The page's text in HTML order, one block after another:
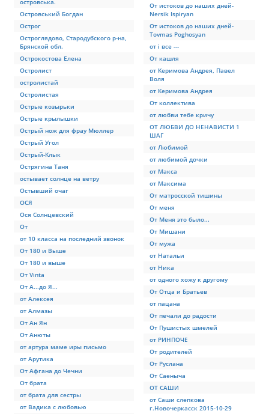
островська.
Островський Богдан
Острог
Остроглядово, Стародубского р-на,
Брянской обл.
Острокостова Елена
Остролист
остролистай
Остролистая
Острые козырьки
Острые крылышки
Острый нож для фрау Мюллер
Острый Угол
Острый-Клык
Острягина Таня
остывает солнце на ветру
Остывший очаг
ОСЯ
Ося Солнцевский
От
от 10 класса на последний звонок
От 180 и Выше
От 180 и выше
От Vinta
От А...до Я...
от Алексея
от Алмазы
От Ан Ян
От Анюты
от артура маме иры письмо
от Арутика
От Афгана до Чечни
От брата
от брата для сестры
от Вадика с любовью
От истоков до наших дней-
Nersik Ispiryan
От истоков до наших дней-
Tovmas Poghosyan
от і все ---
От кашля
от Керимова Андрея, Павел
Воля
от Керимова Андрея
От коллектива
от любви тебе кричу
ОТ ЛЮБВИ ДО НЕНАВИСТИ 1
ШАГ
от Любимой
от любимой дочки
от Макса
от Максима
От матросской тишины
От меня
От Меня это было...
От Мишани
От мужа
от Натальи
от Ника
от одного хожу к другому
От Отца и Братьев
от пацана
От печали до радости
От Пушистых шмелей
от РИНПОЧЕ
От родителей
От Руслана
От Саеныча
ОТ САШИ
от Саши слепкова
г.Новочеркасск 2015-10-29